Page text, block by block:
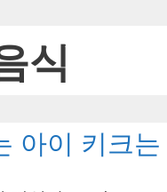
식
아이 키크는